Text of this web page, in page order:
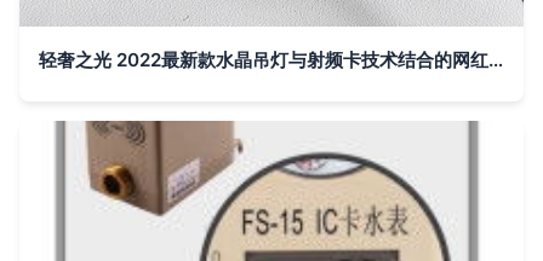
轻奢之光 2022最新款水晶吊灯与射频卡技术结合的网红杰作